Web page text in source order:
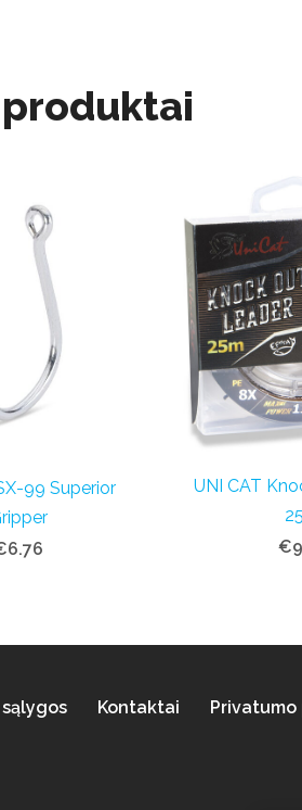
99 Superior
UNI CAT
Kontaktai